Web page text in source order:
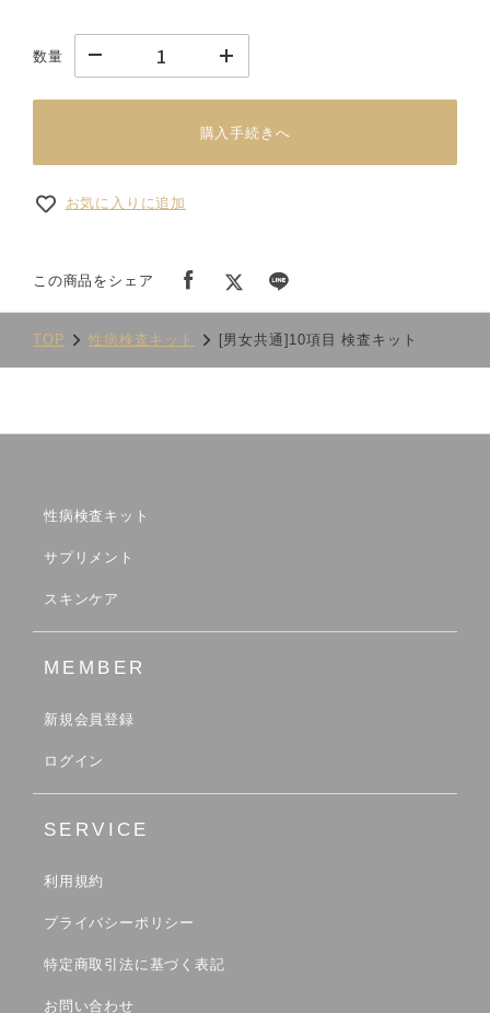
数量
購入手続きへ
お気に入りに追加
この商品をシェア
TOP 性病検査キット [男女共通]10項目 検査キット
性病検査キット
サプリメント
スキンケア
MEMBER
新規会員登録
ログイン
SERVICE
利用規約
プライバシーポリシー
特定商取引法に基づく表記
お問い合わせ